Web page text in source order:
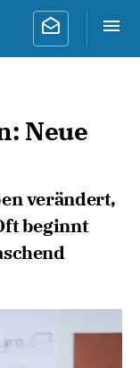
Neue
verändert,
beginnt